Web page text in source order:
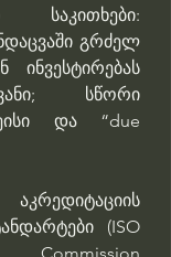
გრძელ
სწორი
და “due
(ISO